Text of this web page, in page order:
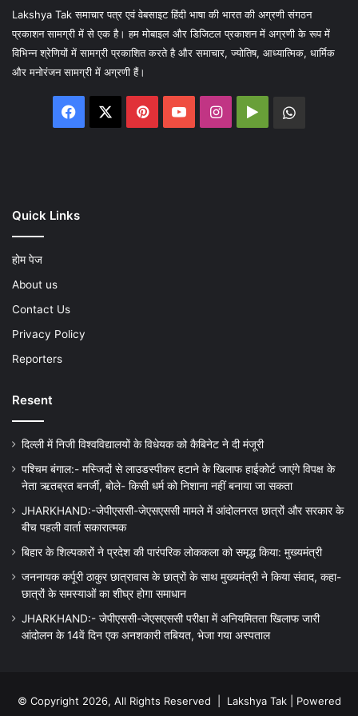
Lakshya Tak समाचार पत्र एवं वेबसाइट हिंदी भाषा की भारत की अग्रणी संगठन
प्रकाशन सामग्री में से एक है। हम मोबाइल और डिजिटल प्रकाशन में अग्रणी के रूप में
विभिन्न श्रेणियों में सामग्री प्रकाशित करते है और समाचार, ज्योतिष, आध्यात्मिक, धार्मिक
और मनोरंजन सामग्री में अग्रणी हैं।
Facebook PinterestYouTubeInstagram
Google
Quick Links
होम पेज
About us
Contact Us
Privacy Policy
Reporters
Resent
दिल्ली में निजी विश्वविद्यालयों के विधेयक को कैबिनेट ने दी मंजूरी
पश्चिम बंगाल:- मस्जिदों से लाउडस्पीकर हटाने के खिलाफ हाईकोर्ट जाएंगे विपक्ष के
नेता ऋतब्रत बनर्जी, बोले- किसी धर्म को निशाना नहीं बनाया जा सकता
JHARKHAND:-जेपीएससी-जेएसएससी मामले में आंदोलनरत छात्रों और सरकार के
बीच पहली वार्ता सकारात्मक
बिहार के शिल्पकारों ने प्रदेश की पारंपरिक लोककला को समृद्ध किया: मुख्यमंत्री
जननायक कर्पूरी ठाकुर छात्रावास के छात्रों के साथ मुख्यमंत्री ने किया संवाद, कहा-
छात्रों के समस्याओं का शीघ्र होगा समाधान
JHARKHAND:- जेपीएससी-जेएसएससी परीक्षा में अनियमितता खिलाफ जारी
आंदोलन के 14वें दिन एक अनशकारी तबियत, भेजा गया अस्पताल
© Copyright 2026, All Rights Reserved | Lakshya Tak| Powered